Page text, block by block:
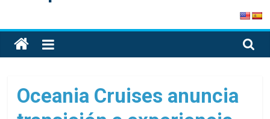
PortalCruceros
Toda
la
de
cruceros
Oceania Cruises anuncia